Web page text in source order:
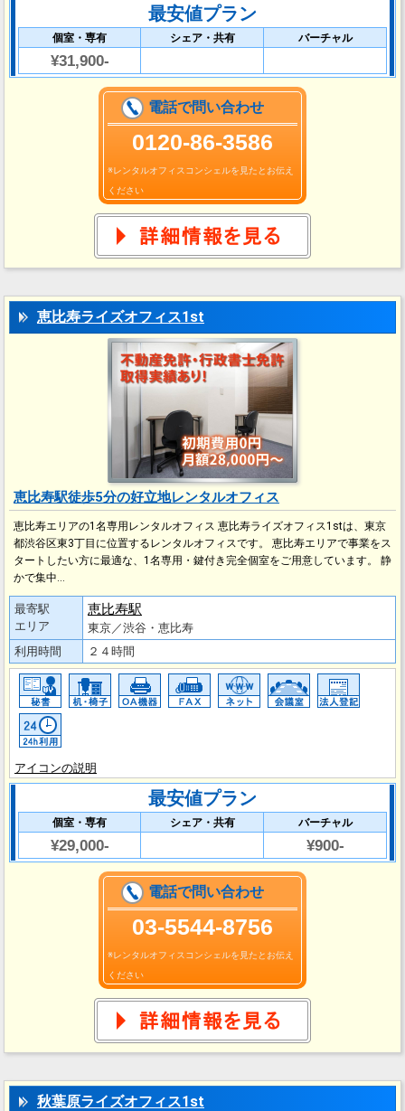
最安値プラン
個室・専有 シェア・共有 バーチャル
¥31,900-
電話で問い合わせ
0120-86-3586
※レンタルオフィスコンシェルを見たとお伝え
ください
恵比寿ライズオフィス1st
恵比寿駅徒歩5分の好立地レンタルオフィス
恵比寿エリアの1名専用レンタルオフィス 恵比寿ライズオフィス1stは、東京
都渋谷区東3丁目に位置するレンタルオフィスです。 恵比寿エリアで事業をス
タートしたい方に最適な、1名専用・鍵付き完全個室をご用意しています。 静
かで集中…
最寄駅
エリア
恵比寿駅
東京／渋谷・恵比寿
利用時間
２４時間
アイコンの説明
最安値プラン
個室・専有 シェア・共有 バーチャル
¥29,000- ¥900-
電話で問い合わせ
03‐5544-8756
※レンタルオフィスコンシェルを見たとお伝え
ください
秋葉原ライズオフィス1st